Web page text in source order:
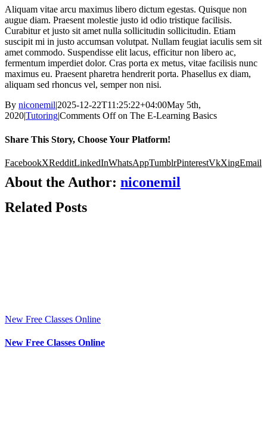
Aliquam vitae arcu maximus libero dictum egestas. Quisque non
augue diam. Praesent molestie justo id odio tristique facilisis.
Curabitur et justo sit amet nulla sollicitudin sollicitudin. Etiam
suscipit mi in justo accumsan volutpat. Nullam feugiat iaculis sem sit
amet commodo. Suspendisse elit lacus, efficitur non libero ac,
fermentum imperdiet dolor. Cras porta ex metus, vitae facilisis nunc
maximus eu. Praesent pharetra hendrerit porta. Phasellus ex diam,
aliquam sed rhoncus vel, semper non nisi.
By niconemil|2025-12-22T11:25:22+04:00May 5th,
2020|Tutoring|Comments Offon The E-Learning Basics
Share This Story, Choose Your Platform!
FacebookXRedditLinkedInWhatsAppTumblrPinterestVkXingEmail
About the Author: niconemil
Related Posts
New Free Classes Online
New Free Classes Online